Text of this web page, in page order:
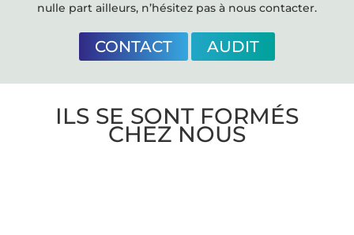
nulle part ailleurs, n’hésitez pas à nous contacter.
CONTACT AUDIT
ILS SE SONT FORMÉS
CHEZ NOUS